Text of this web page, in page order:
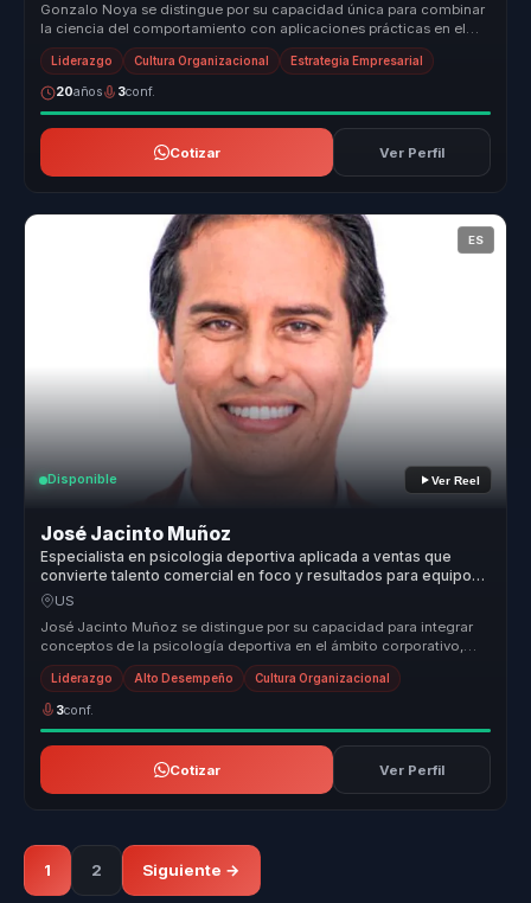
Gonzalo Noya se distingue por su capacidad única para combinar
la ciencia del comportamiento con aplicaciones prácticas en el
entorno emp...
Liderazgo Cultura Organizacional Estrategia Empresarial
20años 3conf.
Cotizar Ver Perfil
ES
Disponible Ver Reel
José Jacinto Muñoz
Especialista en psicologia deportiva aplicada a ventas que
convierte talento comercial en foco y resultados para equipos
de venta.
US
José Jacinto Muñoz se distingue por su capacidad para integrar
conceptos de la psicología deportiva en el ámbito corporativo,
ofreciendo ...
Liderazgo Alto Desempeño Cultura Organizacional
3conf.
Cotizar Ver Perfil
1 2 Siguiente →